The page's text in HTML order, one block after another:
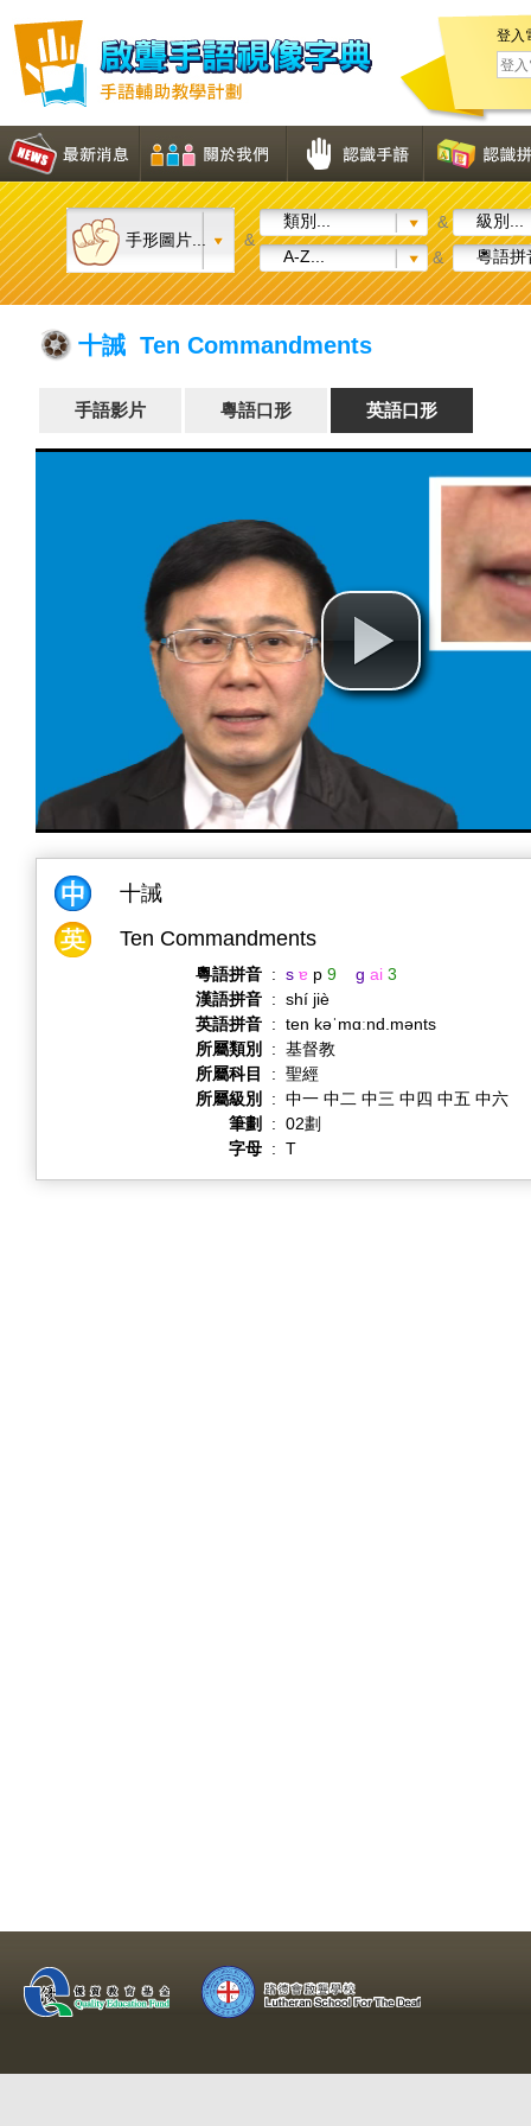
登入
手形圖片... &
類別... &
級別...
A-Z...
& 粵語拼
十誡 Ten Commandments
手語影片 粵語口形 英語口形
十誡
Ten Commandments
粵語拼音 : s ɐ p 9 g ai 3
漢語拼音 : shí jiè
英語拼音 : ten kəˈmɑːnd.mənts
所屬類別
: 基督教
所屬科目
: 聖經
所屬級別
: 中一 中二 中三 中四 中五 中六
筆劃
: 02劃
字母 : T